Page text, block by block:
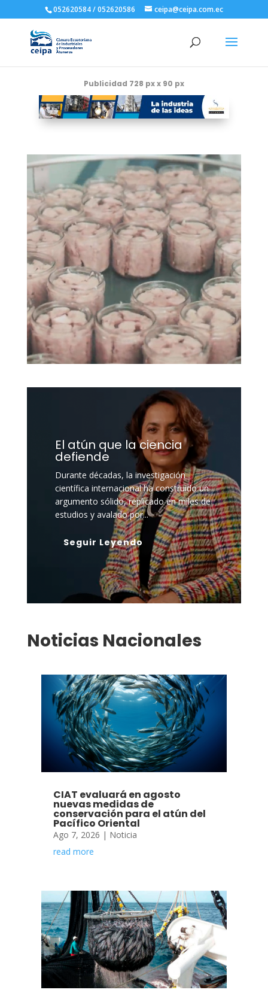
052620584 / 052620586 ceipa@ceipa.com.ec
Publicidad 728 px x 90 px
Reproductor
de
vídeo
El atún que la ciencia
defiende
Durante décadas, la investigación
científica internacional ha construido un
argumento sólido, replicado en miles de
estudios y avalado por...
Seguir Leyendo
Noticias Nacionales
CIAT evaluará en agosto
nuevas medidas de
conservación para el atún del
Pacífico Oriental
Ago 7, 2026 | Noticia
read more